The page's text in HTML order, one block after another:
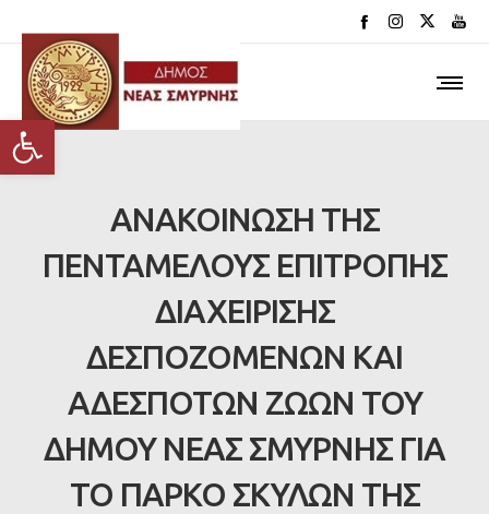
Ανοίξτε τη γραμμή εργαλείων
ΑΝΑΚΟΙΝΩΣΗ ΤΗΣ
ΠΕΝΤΑΜΕΛΟΥΣ ΕΠΙΤΡΟΠΗΣ
ΔΙΑΧΕΙΡΙΣΗΣ
ΔΕΣΠΟΖΟΜΕΝΩΝ ΚΑΙ
ΑΔΕΣΠΟΤΩΝ ΖΩΩΝ ΤΟΥ
ΔΗΜΟΥ ΝΕΑΣ ΣΜΥΡΝΗΣ ΓΙΑ
ΤΟ ΠΑΡΚΟ ΣΚΥΛΩΝ ΤΗΣ